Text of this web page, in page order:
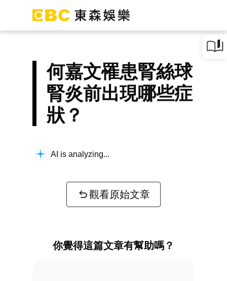
何嘉文罹患腎絲球
腎炎前出現哪些症
狀？
AI is analyzing...
觀看原始文章
你覺得這篇文章有幫助嗎？